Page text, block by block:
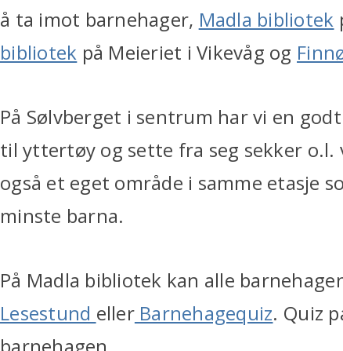
å ta imot barnehager, Madla bibliotek
bibliotek på Meieriet i Vikevåg og
På Sølvberget i sentrum har vi en
til yttertøy og sette fra seg sekker o.l.
også et eget område i samme etasje
minste barna.
På Madla bibliotek kan alle
Lesestund ellerBarnehagequiz. Quiz
barnehagen.